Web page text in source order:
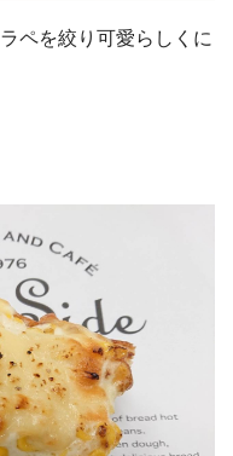
ペを絞り可愛らしくに